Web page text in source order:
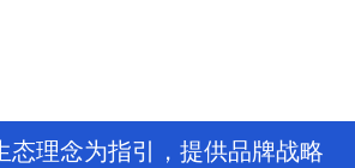
态理念为指引，提供品牌战略